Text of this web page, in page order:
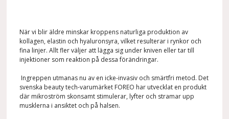
När vi blir äldre minskar kroppens naturliga produktion av
kollagen, elastin och hyaluronsyra, vilket resulterar i rynkor och
fina linjer. Allt fler väljer att lägga sig under kniven eller tar till
injektioner som reaktion på dessa förändringar.
Ingreppen utmanas nu av en icke-invasiv och smärtfri metod. Det
svenska beauty tech-varumärket FOREO har utvecklat en produkt
där mikroström skonsamt stimulerar, lyfter och stramar upp
musklerna i ansiktet och på halsen.